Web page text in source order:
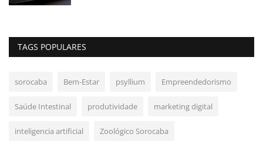
TAGS POPULARES
sorocaba Bem-Estar psyllium Empreendedorismo
Saúde Intestinal produtividade marketing digital
inteligencia artificial Zoológico Sorocaba